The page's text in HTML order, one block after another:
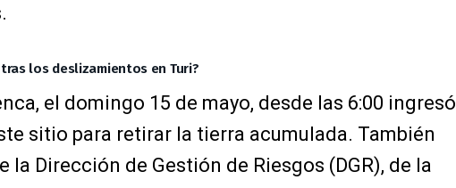
los deslizamientos en Turi?
el domingo 15 de mayo, desde las 6:00 ingresó
sitio para retirar la tierra acumulada. También
la Dirección de Gestión de Riesgos (DGR), de la